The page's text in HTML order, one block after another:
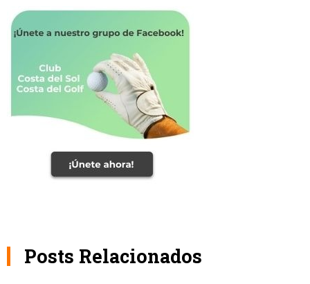
Posts Relacionados